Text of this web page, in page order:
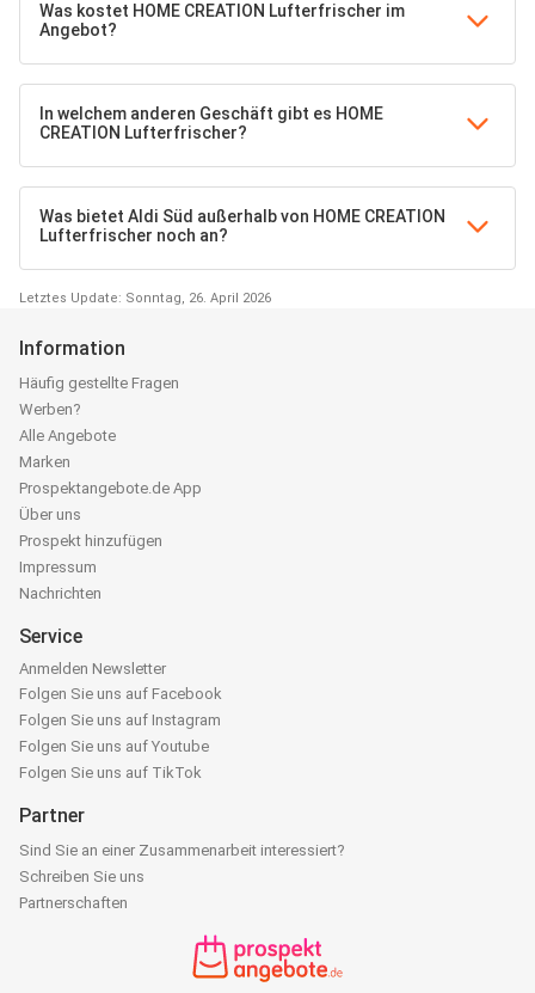
Was kostet HOME CREATION Lufterfrischer im
Angebot?
In welchem anderen Geschäft gibt es HOME
CREATION Lufterfrischer?
Was bietet Aldi Süd außerhalb von HOME CREATION
Lufterfrischer noch an?
Letztes Update: Sonntag, 26. April 2026
Information
Häufig gestellte Fragen
Werben?
Alle Angebote
Marken
Prospektangebote.de App
Über uns
Prospekt hinzufügen
Impressum
Nachrichten
Service
Anmelden Newsletter
Folgen Sie uns auf Facebook
Folgen Sie uns auf Instagram
Folgen Sie uns auf Youtube
Folgen Sie uns auf TikTok
Partner
Sind Sie an einer Zusammenarbeit interessiert?
Schreiben Sie uns
Partnerschaften